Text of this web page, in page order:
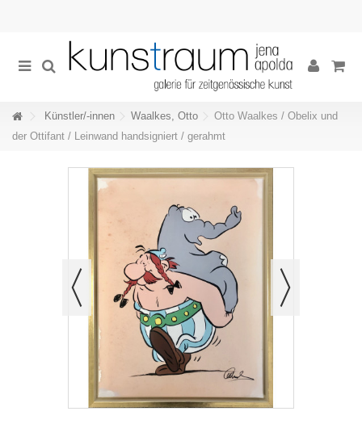
Künstler/-innen Waalkes, Otto
Otto Waalkes / Obelix und
der Ottifant / Leinwand handsigniert / gerahmt